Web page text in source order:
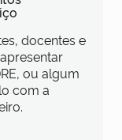
docentes e
ou algum
com a